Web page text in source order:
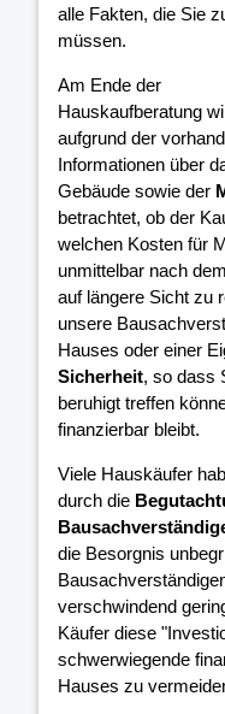
alle Fakten, die Sie
müssen.
Am Ende der
Hauskaufberatung
aufgrund der
Informationen über
Gebäude sowie der
betrachtet, ob der
welchen Kosten für
unmittelbar nach
auf längere Sicht zu
unsere
Hauses oder einer
Sicherheit, so dass
beruhigt treffen
finanzierbar bleibt.
Viele Hauskäufer
durch die
die Besorgnis
verschwindend
Käufer diese
schwerwiegende
Hauses zu